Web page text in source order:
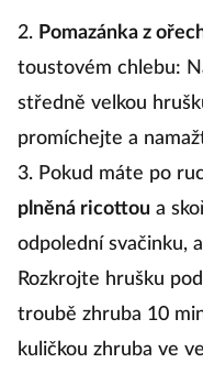
2. Pomazánka z
toustovém chlebu:
středně velkou
promíchejte a
3. Pokud máte po
plněná ricottou a
odpolední svačinku,
Rozkrojte hrušku
troubě zhruba 10
kuličkou zhruba ve